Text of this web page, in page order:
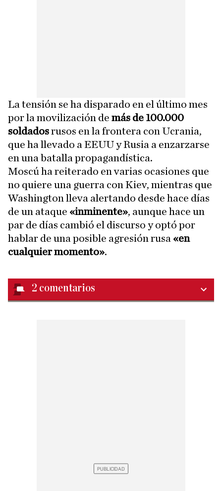
La tensión se ha disparado en el último mes
por la movilización de más de 100.000
soldadosrusos en la frontera con Ucrania,
que ha llevado a EEUU y Rusia a enzarzarse
en una batalla propagandística.
Moscú ha reiterado en varias ocasiones que
no quiere una guerra con Kiev, mientras que
Washington lleva alertando desde hace días
de un ataque «inminente», aunque hace un
par de días cambió el discurso y optó por
hablar de una posible agresión rusa «en
cualquier momento».
2 comentarios